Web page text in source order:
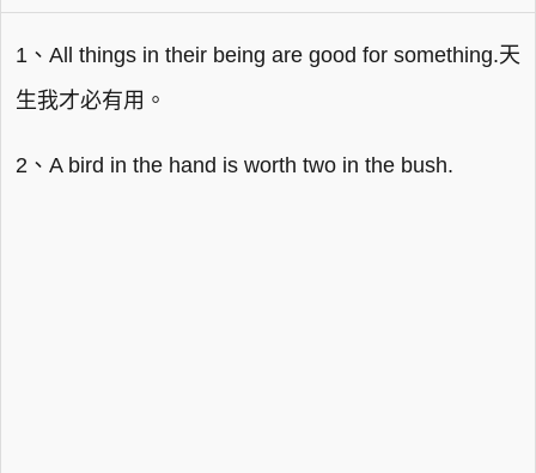
1、All things in their being are good for something.天
生我才必有用。
2、A bird in the hand is worth two in the bush.